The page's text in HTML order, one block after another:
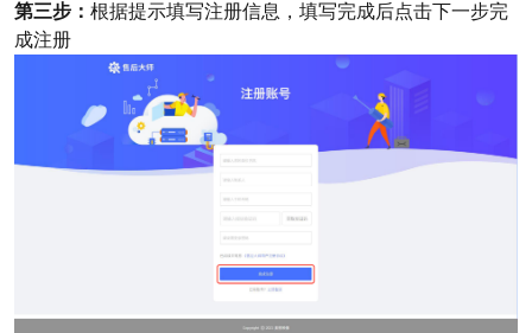
第三步：根据提示填写注册信息，填写完成后点击下一步完
成注册